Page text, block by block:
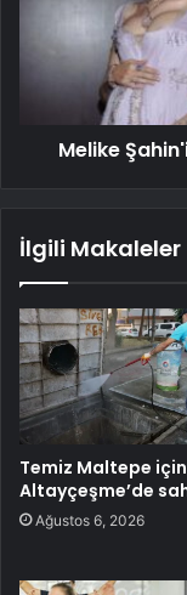
Melike
İlgili Makaleler
Temiz Maltepe
Altayçeşme’de
Ağustos 6, 2026